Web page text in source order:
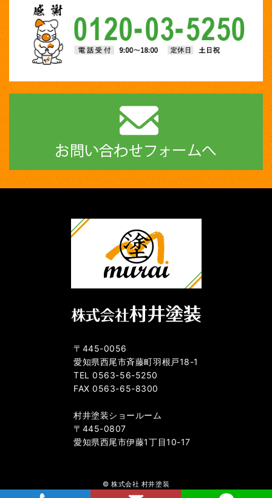
〒445-0056
愛知県西尾市斉藤町羽根戸18-1
TEL 0563-56-5250
FAX 0563-65-8300
村井塗装ショールーム
〒445-0807
愛知県西尾市伊藤1丁目10-17
© 株式会社 村井塗装